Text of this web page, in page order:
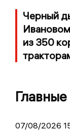
Черный
из 350
07/08/2026